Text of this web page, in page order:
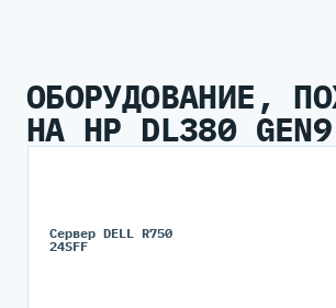
ОБОРУДОВАНИЕ,
НА HP DL380
Сервер DELL R750
24SFF